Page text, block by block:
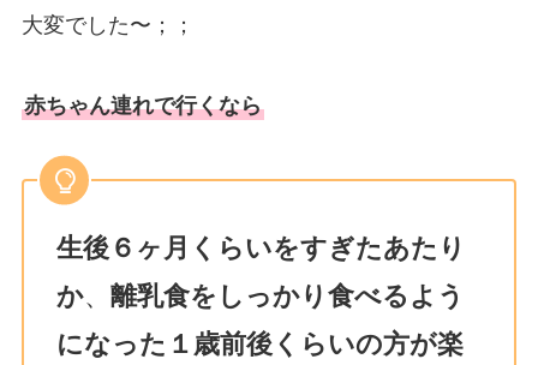
大変でした〜；；
赤ちゃん連れで行くなら
生後６ヶ月くらいをすぎたあたり
か、 離乳食をしっかり食べるよう
になった１歳前後くらいの方が楽